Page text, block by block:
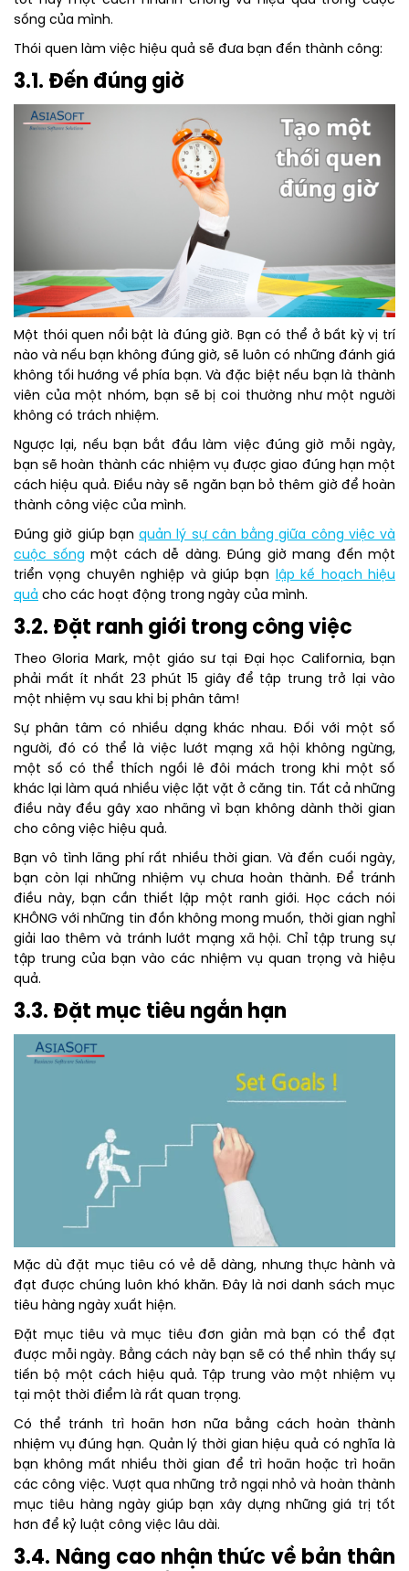
sống của mình.
Thói quen làm việc hiệu quả sẽ đưa bạn đến thành công:
3.1. Đến đúng giờ
Một thói quen nổi bật là đúng giờ. Bạn có thể ở bất kỳ vị trí
nào và nếu bạn không đúng giờ, sẽ luôn có những đánh giá
không tối hướng về phía bạn. Và đặc biệt nếu bạn là thành
viên của một nhóm, bạn sẽ bị coi thường như một người
không có trách nhiệm.
Ngược lại, nếu bạn bắt đầu làm việc đúng giờ mỗi ngày,
bạn sẽ hoàn thành các nhiệm vụ được giao đúng hạn một
cách hiệu quả. Điều này sẽ ngăn bạn bỏ thêm giờ để hoàn
thành công việc của mình.
Đúng giờ giúp bạn quản lý sự cân bằng giữa công việc và
cuộc sống một cách dễ dàng. Đúng giờ mang đến một
triển vọng chuyên nghiệp và giúp bạn
lập kế hoạch hiệu
quả cho các hoạt động trong ngày của mình.
3.2. Đặt ranh giới trong công việc
Theo Gloria Mark, một giáo sư tại Đại học California, bạn
phải mất ít nhất 23 phút 15 giây để tập trung trở lại vào
một nhiệm vụ sau khi bị phân tâm!
Sự phân tâm có nhiều dạng khác nhau. Đối với một số
người, đó có thể là việc lướt mạng xã hội không ngừng,
một số có thể thích ngồi lê đôi mách trong khi một số
khác lại làm quá nhiều việc lặt vặt ở căng tin. Tất cả những
điều này đều gây xao nhãng vì bạn không dành thời gian
cho công việc hiệu quả.
Bạn vô tình lãng phí rất nhiều thời gian. Và đến cuối ngày,
bạn còn lại những nhiệm vụ chưa hoàn thành. Để tránh
điều này, bạn cần thiết lập một ranh giới. Học cách nói
KHÔNG với những tin đồn không mong muốn, thời gian nghỉ
giải lao thêm và tránh lướt mạng xã hội. Chỉ tập trung sự
tập trung của bạn vào các nhiệm vụ quan trọng và hiệu
quả.
3.3. Đặt mục tiêu ngắn hạn
Mặc dù đặt mục tiêu có vẻ dễ dàng, nhưng thực hành và
đạt được chúng luôn khó khăn. Đây là nơi danh sách mục
tiêu hàng ngày xuất hiện.
Đặt mục tiêu và mục tiêu đơn giản mà bạn có thể đạt
được mỗi ngày. Bằng cách này bạn sẽ có thể nhìn thấy sự
tiến bộ một cách hiệu quả. Tập trung vào một nhiệm vụ
tại một thời điểm là rất quan trọng.
Có thể tránh trì hoãn hơn nữa bằng cách hoàn thành
nhiệm vụ đúng hạn. Quản lý thời gian hiệu quả có nghĩa là
bạn không mất nhiều thời gian để trì hoãn hoặc trì hoãn
các công việc. Vượt qua những trở ngại nhỏ và hoàn thành
mục tiêu hàng ngày giúp bạn xây dựng những giá trị tốt
hơn để kỷ luật công việc lâu dài.
3.4. Nâng cao nhận thức về bản thân